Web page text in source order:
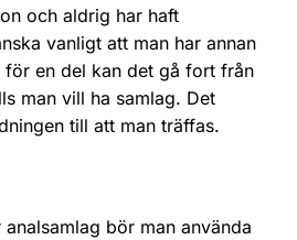
och aldrig har haft
vanligt att man har annan
en del kan det gå fort från
man vill ha samlag. Det
till att man träffas.
bör man använda